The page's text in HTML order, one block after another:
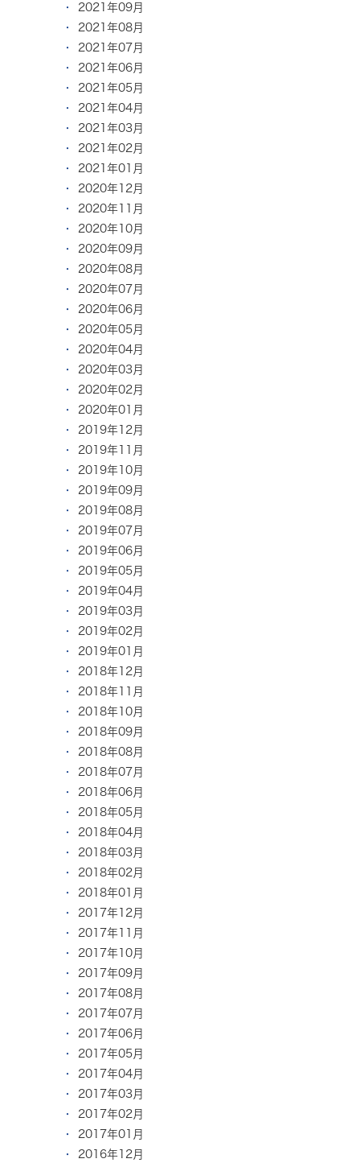
2021年09月
2021年08月
2021年07月
2021年06月
2021年05月
2021年04月
2021年03月
2021年02月
2021年01月
2020年12月
2020年11月
2020年10月
2020年09月
2020年08月
2020年07月
2020年06月
2020年05月
2020年04月
2020年03月
2020年02月
2020年01月
2019年12月
2019年11月
2019年10月
2019年09月
2019年08月
2019年07月
2019年06月
2019年05月
2019年04月
2019年03月
2019年02月
2019年01月
2018年12月
2018年11月
2018年10月
2018年09月
2018年08月
2018年07月
2018年06月
2018年05月
2018年04月
2018年03月
2018年02月
2018年01月
2017年12月
2017年11月
2017年10月
2017年09月
2017年08月
2017年07月
2017年06月
2017年05月
2017年04月
2017年03月
2017年02月
2017年01月
2016年12月